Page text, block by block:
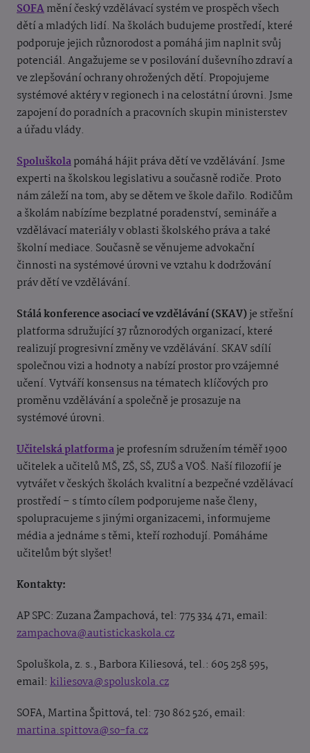
SOFAmění český vzdělávací systém ve prospěch všech
dětí a mladých lidí. Na školách budujeme prostředí, které
podporuje jejich různorodost a pomáhá jim naplnit svůj
potenciál. Angažujeme se v posilování duševního zdraví a
ve zlepšování ochrany ohrožených dětí. Propojujeme
systémové aktéry v regionech i na celostátní úrovni. Jsme
zapojení do poradních a pracovních skupin ministerstev
a úřadu vlády.
Spoluškolapomáhá hájit práva dětí ve vzdělávání. Jsme
experti na školskou legislativu a současně rodiče. Proto
nám záleží na tom, aby se dětem ve škole dařilo. Rodičům
a školám nabízíme bezplatné poradenství, semináře a
vzdělávací materiály v oblasti školského práva a také
školní mediace. Současně se věnujeme advokační
činnosti na systémové úrovni ve vztahu k dodržování
práv dětí ve vzdělávání.
Stálá konference asociací ve vzdělávání (SKAV)je střešní
platforma sdružující 37 různorodých organizací, které
realizují progresivní změny ve vzdělávání. SKAV sdílí
společnou vizi a hodnoty a nabízí prostor pro vzájemné
učení. Vytváří konsensus na tématech klíčových pro
proměnu vzdělávání a společně je prosazuje na
systémové úrovni.
Učitelská platformaje profesním sdružením téměř 1900
učitelek a učitelů MŠ, ZŠ, SŠ, ZUŠ a VOŠ. Naší filozofií je
vytvářet v českých školách kvalitní a bezpečné vzdělávací
prostředí – s tímto cílem podporujeme naše členy,
spolupracujeme s jinými organizacemi, informujeme
média a jednáme s těmi, kteří rozhodují. Pomáháme
učitelům být slyšet!
Kontakty:
AP SPC: Zuzana Žampachová, tel: 775 334 471, email:
zampachova@autistickaskola.cz
Spoluškola, z. s., Barbora Kiliesová, tel.: 605 258 595,
email: kiliesova@spoluskola.cz
SOFA, Martina Špittová, tel: 730 862 526, email:
martina.spittova@so-fa.cz